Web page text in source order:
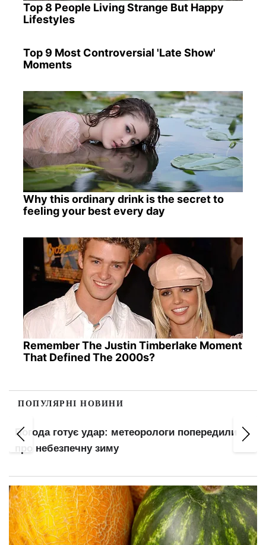
Top 8 People Living Strange But Happy
Lifestyles
Top 9 Most Controversial 'Late Show'
Moments
Why this ordinary drink is the secret to
feeling your best every day
Remember The Justin Timberlake Moment
That Defined The 2000s?
ПОПУЛЯРНІ НОВИНИ
Погода готує удар: метеорологи попередили
про небезпечну зиму